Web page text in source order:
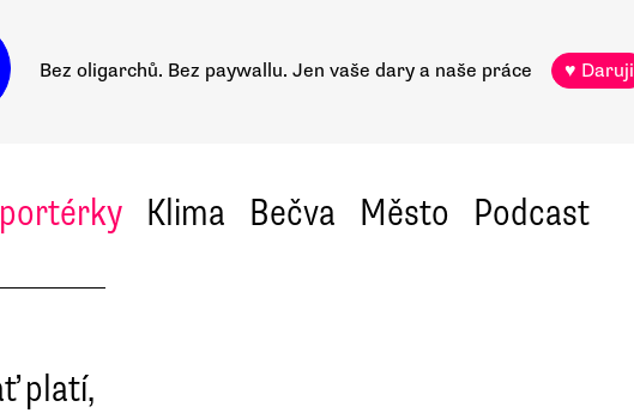
Bez oligarchů. Bez paywallu. Jen vaše dary a naše práce ♥ Daruji
Klima Bečva Město Podcast
platí,